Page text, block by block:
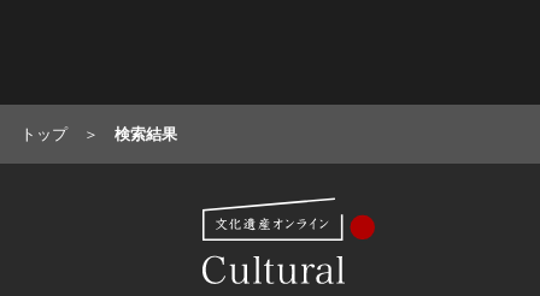
トップ 検索結果